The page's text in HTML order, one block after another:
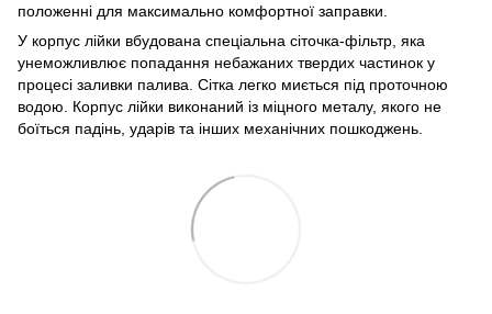
положенні для максимально комфортної заправки.
У корпус лійки вбудована спеціальна сіточка-фільтр, яка
унеможливлює попадання небажаних твердих частинок у
процесі заливки палива. Сітка легко миється під проточною
водою. Корпус лійки виконаний із міцного металу, якого не
боїться падінь, ударів та інших механічних пошкоджень.